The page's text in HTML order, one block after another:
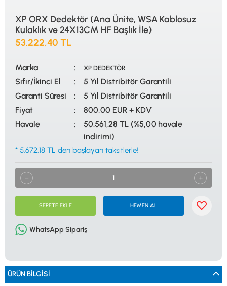
KILIFLAR
KONYA Showroom
İhasaniye Mahallesi Vatan Caddesi Adalhan
İş Hanı 15/704 Selçuklu/KONYA
İSTANBUL Showroom
İSTANBUL
0533 206 6086 0212 222 12 61
© 2024 Tevafuk Elektronik LTD. ŞTİ.
Türkiye distribitörü olan Tevafuk Elektronik LTD. ŞTİ. resmi satış kanalıdır.
XP ORX Dedektör (Ana Ünite, WSA Kablosuz
Kulaklık ve 24X13CM HF Başlık İle)
53.222,40 TL
Marka XP DEDEKTÖR
Sıfır/İkinci El
5 Yıl Distribitör Garantili
Garanti Süresi
5 Yıl Distribitör Garantili
Fiyat
800,00 EUR + KDV
Havale
50.561,28 TL (%5,00 havale
indirimi)
* 5.672,18 TL den başlayan taksitlerle!
SEPETE EKLE HEMEN AL
WhatsApp Sipariş
ÜRÜN BILGISI